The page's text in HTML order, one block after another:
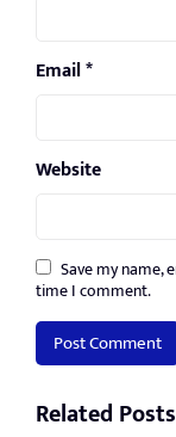
Email*
Website
Save my name,
time I comment.
Related Posts